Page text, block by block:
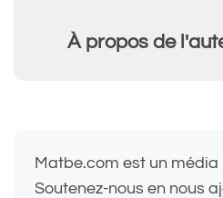
À propos de
Matbe.com est un
Soutenez-nous en nous